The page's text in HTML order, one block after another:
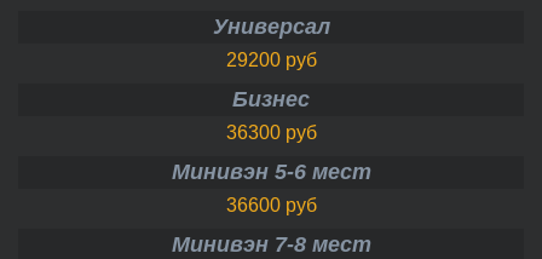
Универсал
29200 руб
Бизнес
36300 руб
Минивэн 5-6 мест
36600 руб
Минивэн 7-8 мест